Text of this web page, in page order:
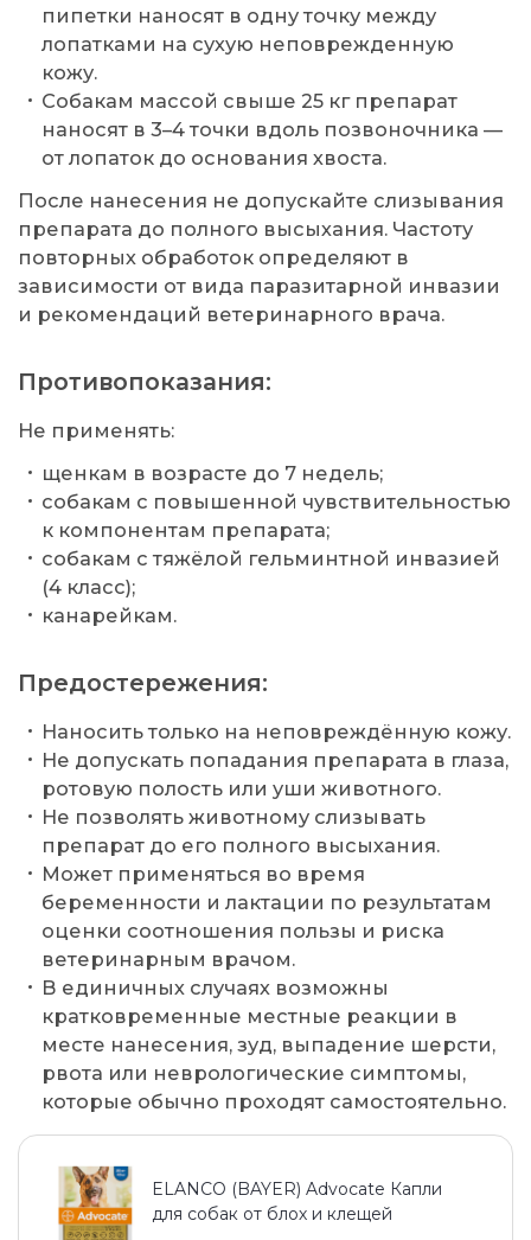
пипетки наносят в одну точку между
лопатками на сухую неповрежденную
кожу.
Собакам массой свыше 25 кг препарат
наносят в 3–4 точки вдоль позвоночника —
от лопаток до основания хвоста.
После нанесения не допускайте слизывания
препарата до полного высыхания. Частоту
повторных обработок определяют в
зависимости от вида паразитарной инвазии
и рекомендаций ветеринарного врача.
Противопоказания:
Не применять:
щенкам в возрасте до 7 недель;
собакам с повышенной чувствительностью
к компонентам препарата;
собакам с тяжёлой гельминтной инвазией
(4 класс);
канарейкам.
Предостережения:
Наносить только на неповреждённую кожу.
Не допускать попадания препарата в глаза,
ротовую полость или уши животного.
Не позволять животному слизывать
препарат до его полного высыхания.
Может применяться во время
беременности и лактации по результатам
оценки соотношения пользы и риска
ветеринарным врачом.
В единичных случаях возможны
кратковременные местные реакции в
месте нанесения, зуд, выпадение шерсти,
рвота или неврологические симптомы,
которые обычно проходят самостоятельно.
ELANCO (BAYER) Advocate Капли
для собак от блох и клещей